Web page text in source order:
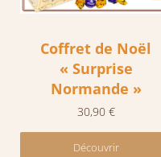
Coffret de Noël
« Surprise
Normande »
30,90 €
Découvrir